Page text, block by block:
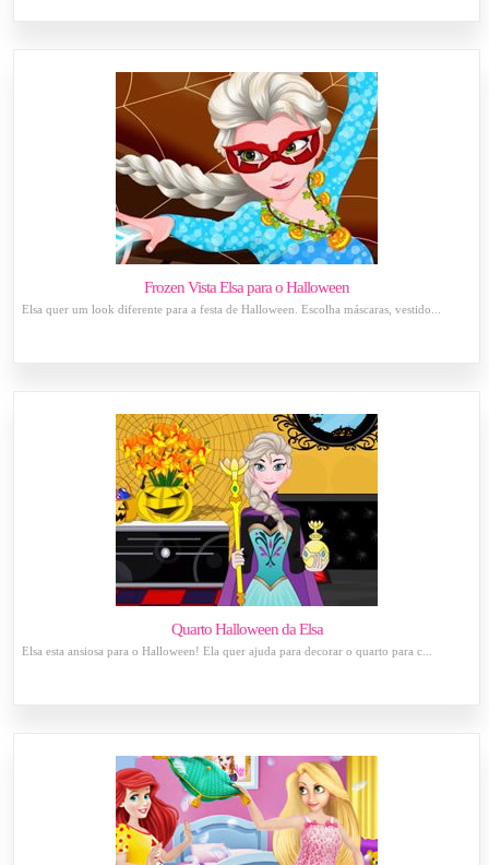
Frozen Vista Elsa para o Halloween
Elsa quer um look diferente para a festa de Halloween. Escolha máscaras, vestido...
Quarto Halloween da Elsa
Elsa esta ansiosa para o Halloween! Ela quer ajuda para decorar o quarto para c...